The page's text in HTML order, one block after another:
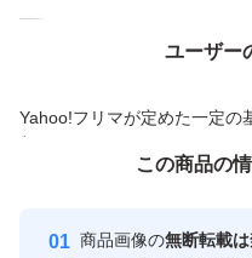
ユーザー
Yahoo!フリマが定めた一定の
付与しています
安心取引出品者
価格の相談
この商品の
商品画像の無断転載
この商品をみている人に